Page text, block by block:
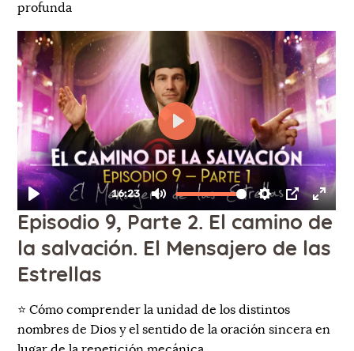
profunda
Episodio 9, Parte 2. El camino de
la salvación. El Mensajero de las
Estrellas
⭐️ Cómo comprender la unidad de los distintos
nombres de Dios y el sentido de la oración sincera en